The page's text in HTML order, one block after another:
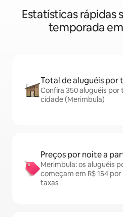
Estatísticas rápidas
temporada
Total de aluguéis por
Confira 350 aluguéis
cidade (Merimbula)
Preços por noite a
Merimbula: os aluguéis
começam em R$ 154
taxas